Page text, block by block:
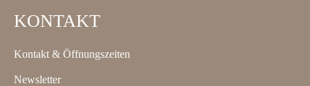
KONTAKT
Kontakt & Öffnungszeiten
Newsletter